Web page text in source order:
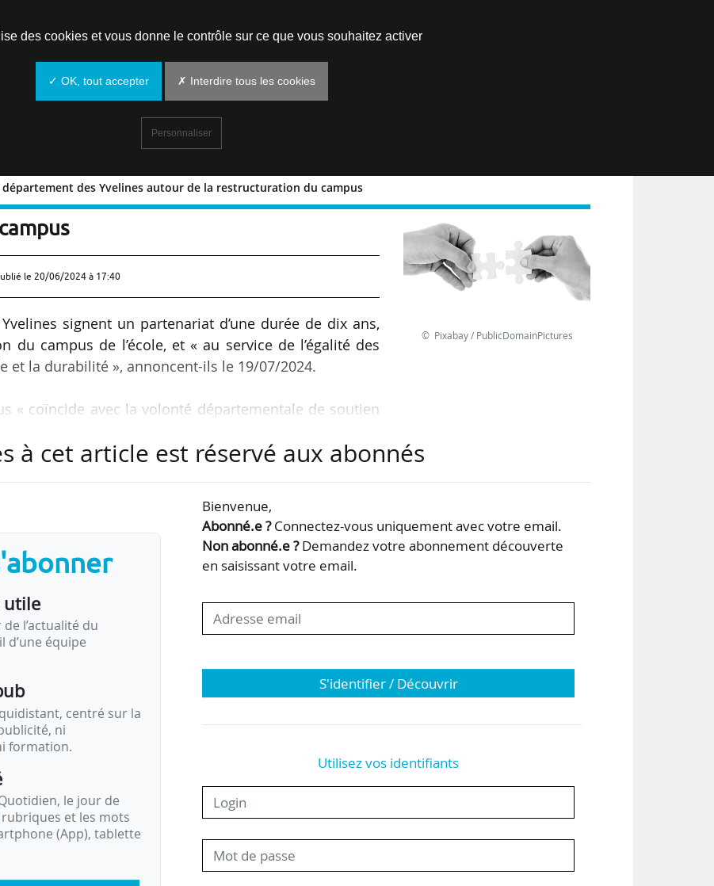
département des Yvelines autour de la restructuration du campus
le département des Yvelines autour
le 20/06/2024 à 17:40
signent un partenariat d’une durée de dix ans,
du campus de l’école, et « au service de l’égalité des
et la durabilité », annoncent-ils le 19/07/2024.
« coïncide avec la volonté départementale de soutien
traduit par une politique d’investissement ambitieuse
du campus sera fixé lorsque l’école, épaulée par JLL en
© Pixabay / PublicDomainPictures
à cet article est réservé aux abonnés
utile
l’actualité du
d’une équipe
centré sur la
ni
formation.
le jour de
et les mots
(App), tablette
Bienvenue,
Abonné.e ?Connectez-vous uniquement avec votre email.
Non abonné.e ?Demandez votre abonnement découverte
en saisissant votre email.
S'identifier / Découvrir
Utilisez vos identifiants
des cookies et vous donne le contrôle sur ce que vous souhaitez activer
✓ OK, tout accepter ✗ Interdire tous les cookies
Personnaliser